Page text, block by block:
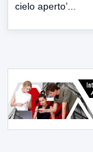
cielo aperto’...